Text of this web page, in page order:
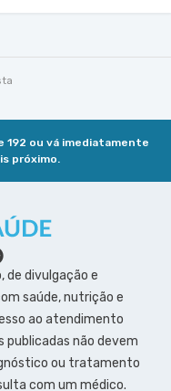
192 ou vá imediatamente
próximo.
de divulgação e
saúde, nutrição e
ao atendimento
publicadas não devem
ou tratamento
com um médico.